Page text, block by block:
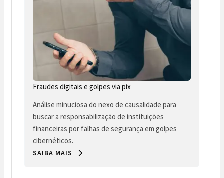
Fraudes digitais e golpes via pix
Análise minuciosa do nexo de causalidade para
buscar a responsabilização de instituições
financeiras por falhas de segurança em golpes
cibernéticos.
SAIBA MAIS